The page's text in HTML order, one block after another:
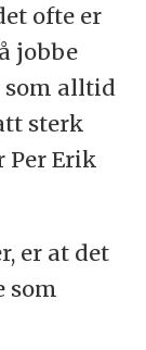
ofte er
jobbe
som alltid
sterk
Erik
er at det
som